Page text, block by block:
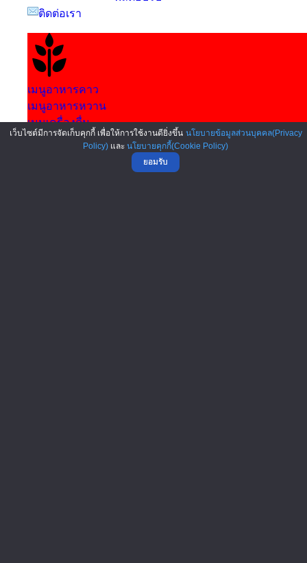
เว็บไซต์มีการจัดเก็บคุกกี้ เพื่อให้การใช้งานดียิ่งขึ้น นโยบายข้อมูลส่วนบุคคล(Privacy
Policy) และ นโยบายคุกกี้(Cookie Policy)
ยอมรับ
ติดต่อเรา
เมนูอาหารคาว
เมนูอาหารหวาน
เมนูเครื่องดื่ม